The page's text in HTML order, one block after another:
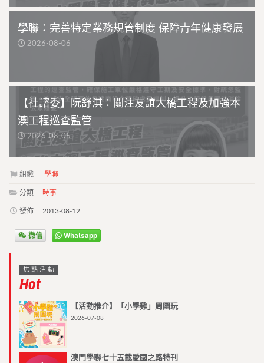
學聯：完善特定業務規管制度 保障青年健康發展
2026-08-06
【社諮委】阮舒淇：關注友誼大橋工程及加強本
澳工程巡查監管
2026-08-05
組織 學聯
分類 時事
發佈 2013-08-12
微信 Whatsapp
焦點活動
Hot
【活動推介】「小學雞」周圍玩
2026-07-08
澳門學聯七十五載愛國之路特刊